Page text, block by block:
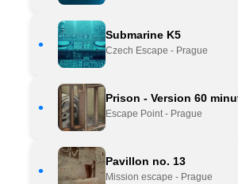
•
Submarine K5
Czech Escape - Prague
•
Prison - Version 60
Escape Point - Prague
•
Pavillon no. 13
Mission escape - Prague